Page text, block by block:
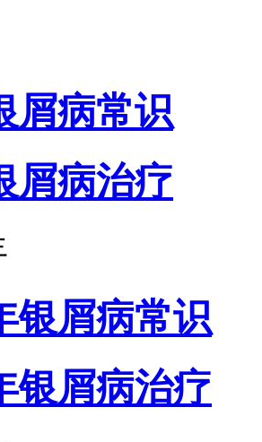
屑病常识
屑病治疗
银屑病常识
银屑病治疗